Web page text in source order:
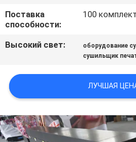
СЛУЧАИ
NEWS
КАРТА
САЙТА
Поставка
способности:
100
Высокий свет: оборудование
сушильщик
ЛУЧШАЯ